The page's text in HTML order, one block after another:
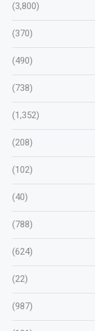
(3,800)
(370)
(490)
(738)
(1,352)
(208)
(102)
(40)
(788)
(624)
(22)
(987)